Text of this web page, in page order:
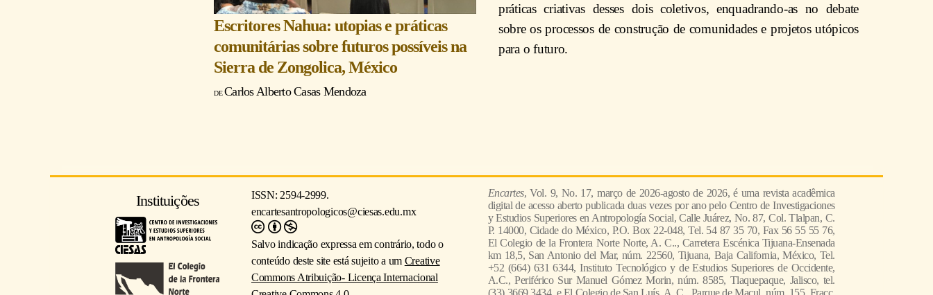
Escritores Nahua: utopias e práticas
comunitárias sobre futuros possíveis na
Sierra de Zongolica, México
Carlos Alberto Casas Mendoza
práticas criativas desses dois coletivos, enquadrando-as no debate
sobre os processos de construção de comunidades e projetos utópicos
para o futuro.
Instituições
ISSN: 2594-2999.
encartesantropologicos@ciesas.edu.mx
Salvo indicação expressa em contrário, todo o
conteúdo deste site está sujeito a um Creative
Commons Atribuição- Licença Internacional
Encartes, Vol. 9, No. 17, março de 2026-agosto de 2026, é uma revista acadêmica
digital de acesso aberto publicada duas vezes por ano pelo Centro de Investigaciones
y Estudios Superiores en Antropología Social, Calle Juárez, No. 87, Col. Tlalpan, C.
P. 14000, Cidade do México, P.O. Box 22-048, Tel. 54 87 35 70, Fax 56 55 55 76,
El Colegio de la Frontera Norte Norte, A. C.., Carretera Escénica Tijuana-Ensenada
km 18,5, San Antonio del Mar, núm. 22560, Tijuana, Baja California, México, Tel.
+52 (664) 631 6344, Instituto Tecnológico y de Estudios Superiores de Occidente,
A.C., Periférico Sur Manuel Gómez Morin, núm. 8585, Tlaquepaque, Jalisco, tel.